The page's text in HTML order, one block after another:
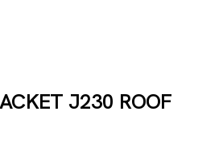
J230 ROOF